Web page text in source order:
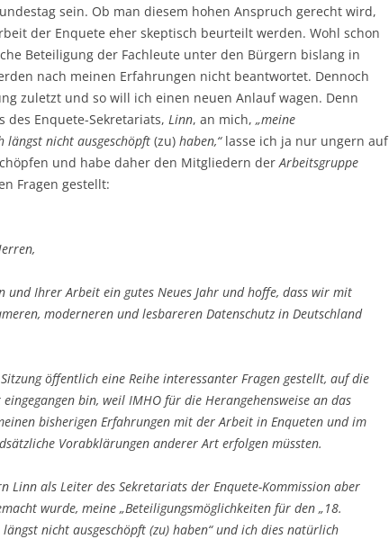
sein. Ob man diesem hohen Anspruch gerecht wird,
der Enquete eher skeptisch beurteilt werden. Wohl schon
Beteiligung der Fachleute unter den Bürgern bislang in
nach meinen Erfahrungen nicht beantwortet. Dennoch
zuletzt und so will ich einen neuen Anlauf wagen. Denn
des Enquete-Sekretariats, Linn, an mich, „meine
längst nicht ausgeschöpft (zu) haben,“lasse ich ja nur ungern auf
und habe daher den Mitgliedern derArbeitsgruppe
Fragen gestellt:
und Ihrer Arbeit ein gutes Neues Jahr und hoffe, dass wir mit
moderneren und lesbareren Datenschutz in Deutschland
öffentlich eine Reihe interessanter Fragen gestellt, auf die
bin, weil IMHO für die Herangehensweise an das
bisherigen Erfahrungen mit der Arbeit in Enqueten und im
Vorabklärungen anderer Art erfolgen müssten.
Linn als Leiter des Sekretariats der Enquete-Kommission aber
wurde, meine „Beteiligungsmöglichkeiten für den „18.
nicht ausgeschöpft (zu) haben“ und ich dies natürlich